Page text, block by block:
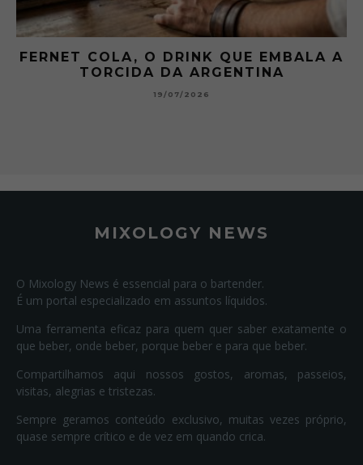
COLA, O DRINK QUE EMBALA A
TORCIDA DA ARGENTINA
19/07/2026
MIXOLOGY NEWS
O Mixology News é essencial para o bartender.
É um portal especializado em assuntos líquidos.
Uma ferramenta eficaz para quem quer saber exatamente o
que beber, onde beber, porque beber e para que beber.
Compartilhamos aqui nossos gostos, aromas, passeios,
visitas, alegrias e tristezas.
Sempre geramos conteúdo exclusivo, muitas vezes próprio,
quase sempre crítico e de vez em quando crica.